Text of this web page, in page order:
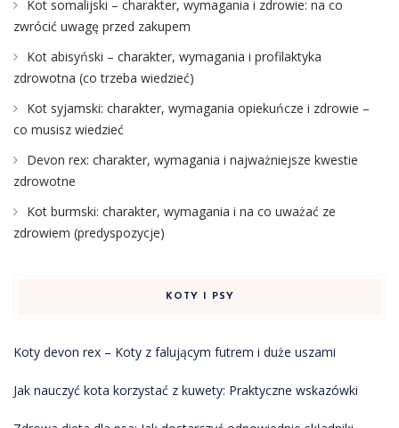
Kot somalijski – charakter, wymagania i zdrowie: na co
zwrócić uwagę przed zakupem
Kot abisyński – charakter, wymagania i profilaktyka
zdrowotna (co trzeba wiedzieć)
Kot syjamski: charakter, wymagania opiekuńcze i zdrowie –
co musisz wiedzieć
Devon rex: charakter, wymagania i najważniejsze kwestie
zdrowotne
Kot burmski: charakter, wymagania i na co uważać ze
zdrowiem (predyspozycje)
KOTY I PSY
Koty devon rex – Koty z falującym futrem i duże uszami
Jak nauczyć kota korzystać z kuwety: Praktyczne wskazówki